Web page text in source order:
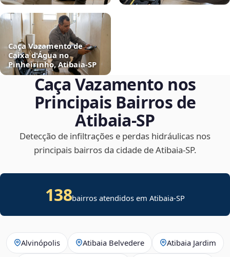
Caça Vazamento de
Caixa d'Água no
Pinheirinho, Atibaia‑SP
Caça Vazamento nos
Principais Bairros de
Atibaia‑SP
Detecção de infiltrações e perdas hidráulicas nos
principais bairros da cidade de Atibaia‑SP.
138bairros atendidos em Atibaia-SP
Alvinópolis Atibaia Belvedere Atibaia Jardim